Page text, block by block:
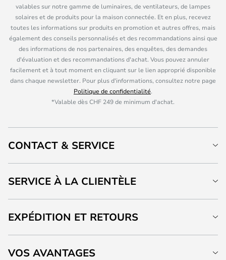
valables sur notre gamme de luminaires, de ventilateurs, de lampes
solaires et de produits pour la maison connectée. Et en plus, recevez
toutes les informations sur produits en promotion et autres offres, mais
également des conseils personnalisés et des recommandations ainsi que
des informations de nos partenaires, des enquêtes, des demandes
d'évaluation et des recommandations d'achat. Vous pouvez annuler
facilement et à tout moment en cliquant sur le lien approprié disponible
dans chaque newsletter. Pour plus d'informations, consultez notre page
Politique de confidentialité.
*Valable dès CHF 249 de minimum d'achat.
CONTACT & SERVICE
SERVICE À LA CLIENTÈLE
EXPÉDITION ET RETOURS
VOS AVANTAGES